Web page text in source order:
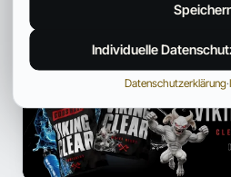
Individuelle
Datenschutzerklärung·